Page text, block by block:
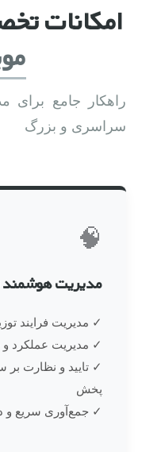
امکانات
راهکار جامع
سراسری و بزرگ
🧠
مدیریت هوشمند
✓ مدیریت فرایند
✓ مدیریت عملکرد
✓ تایید و نظارت
پخش
✓ جمع‌آوری سریع و